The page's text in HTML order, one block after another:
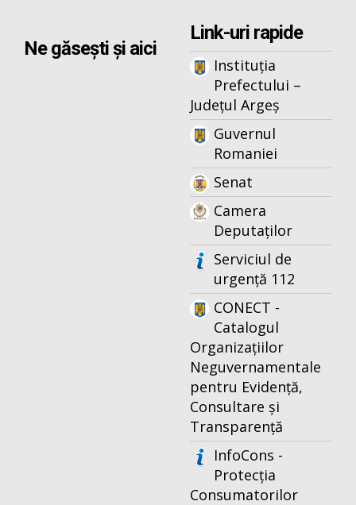
Ne găsești și aici
Link-uri rapide
Instituția
Prefectului –
Județul Argeș
Guvernul
Romaniei
Senat
Camera
Deputaților
Serviciul de
urgență 112
CONECT -
Catalogul
Organizațiilor
Neguvernamentale
pentru Evidență,
Consultare și
Transparență
InfoCons -
Protecția
Consumatorilor